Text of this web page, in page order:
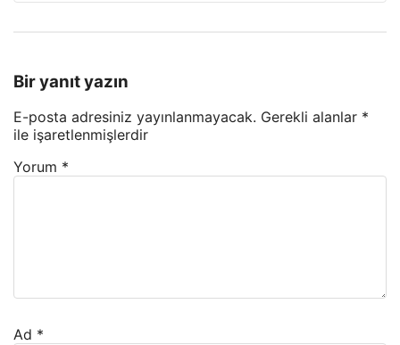
Bir yanıt yazın
E-posta adresiniz yayınlanmayacak. Gerekli alanlar *
ile işaretlenmişlerdir
Yorum *
Ad *